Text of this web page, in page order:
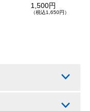
1,500円
（税込1,650円）